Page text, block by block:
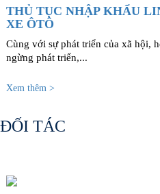
THỦ TỤC NHẬP KHẨU
XE ÔTÔ
Cùng với sự phát triển của xã hội,
ngừng phát triển,...
Xem thêm >
ĐỐI TÁC
Số 46 Đường C18, Phường Bảy